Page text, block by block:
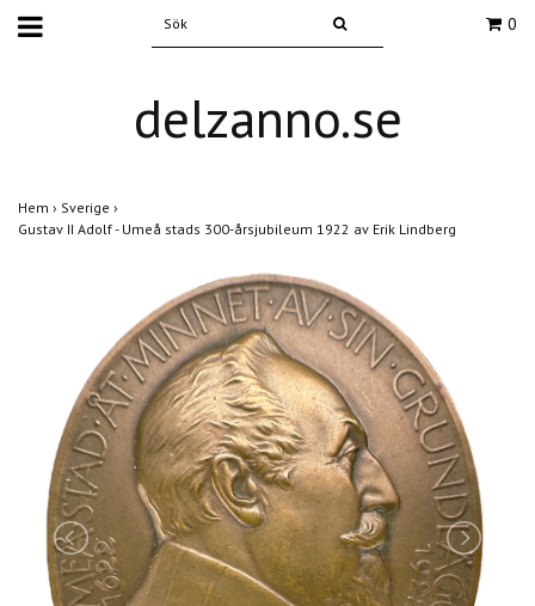
0
delzanno.se
Hem › Sverige ›
Gustav II Adolf - Umeå stads 300-årsjubileum 1922 av Erik Lindberg